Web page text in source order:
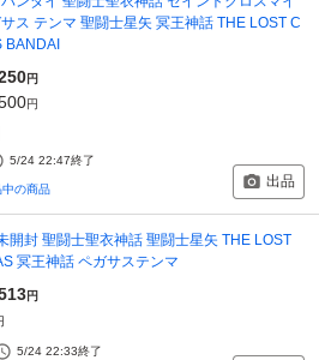
ス テンマ 聖闘士星矢 冥王神話 THE LOST C
BANDAI
円
円
5/24 22:47終了
中の商品 出品
開封 聖闘士聖衣神話 聖闘士星矢 THE LOST
冥王神話 ペガサステンマ
円
5/24 22:33終了